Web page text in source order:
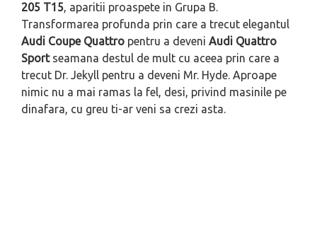
205 T15, aparitii proaspete in Grupa B.
Transformarea profunda prin care a trecut elegantul
Audi Coupe Quattro pentru a deveni Audi Quattro
Sportseamana destul de mult cu aceea prin care a
trecut Dr. Jekyll pentru a deveni Mr. Hyde. Aproape
nimic nu a mai ramas la fel, desi, privind masinile pe
dinafara, cu greu ti-ar veni sa crezi asta.